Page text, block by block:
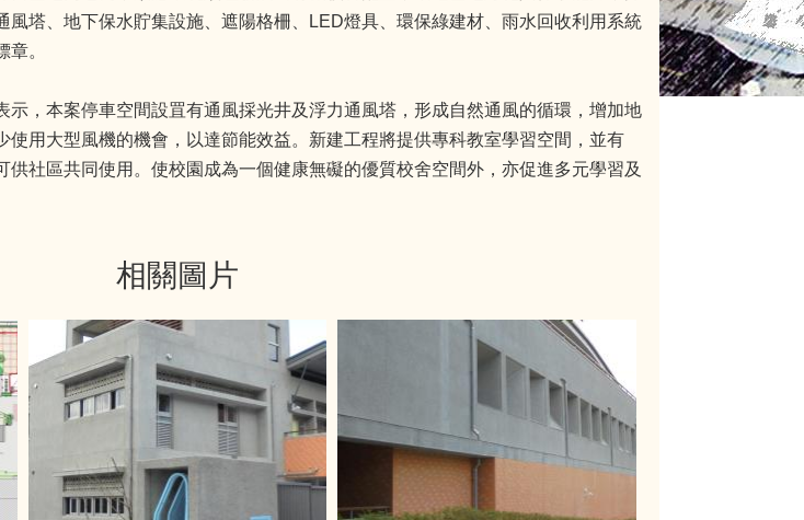
風塔、地下保水貯集設施、遮陽格柵、LED燈具、環保綠建材、雨水回收利用系統
。
示，本案停車空間設罝有通風採光井及浮力通風塔，形成自然通風的循環，增加地
使用大型風機的機會，以達節能效益。新建工程將提供專科教室學習空間，並有
社區共同使用。使校園成為一個健康無礙的優質校舍空間外，亦促進多元學習及
相關圖片